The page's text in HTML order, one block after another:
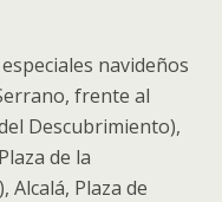
navideños
frente al
Descubrimiento),
de la
Alcalá, Plaza de